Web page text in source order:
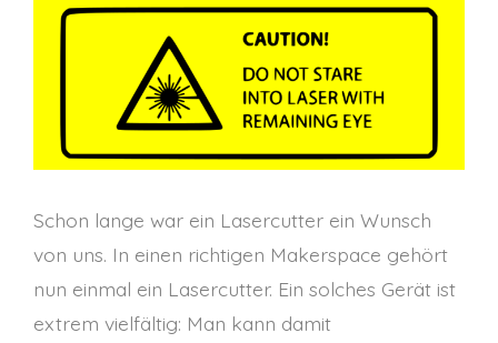
Schon lange war ein Lasercutter ein Wunsch
von uns. In einen richtigen Makerspace gehört
nun einmal ein Lasercutter. Ein solches Gerät ist
extrem vielfältig: Man kann damit